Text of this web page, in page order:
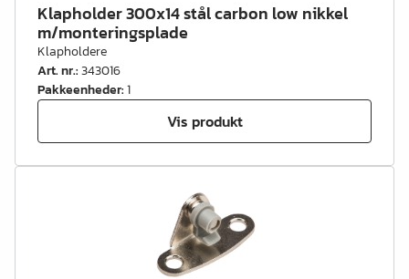
Klapholder 300x14 stål carbon low nikkel
m/monteringsplade
Klapholdere
Art. nr.:343016
Pakkeenheder:1
Vis produkt